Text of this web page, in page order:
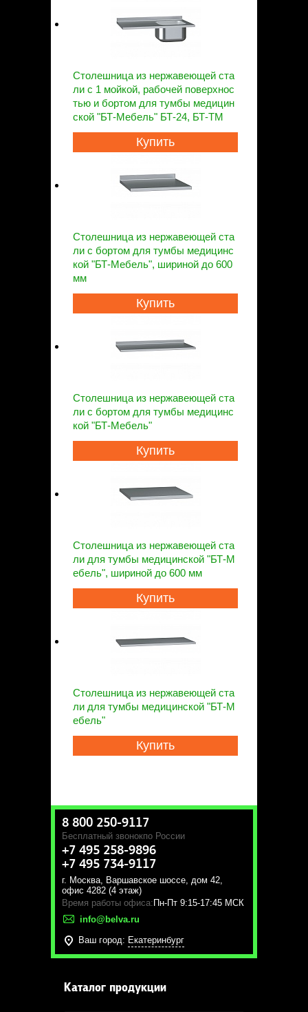
Столешница из нержавеющей ста
ли с 1 мойкой, рабочей поверхнос
тью и бортом для тумбы медицин
ской "БТ-Мебель" БТ-24, БТ-ТМ
Купить
Столешница из нержавеющей ста
ли с бортом для тумбы медицинс
кой "БТ-Мебель", шириной до 600
мм
Купить
Столешница из нержавеющей ста
ли с бортом для тумбы медицинс
кой "БТ-Мебель"
Купить
Столешница из нержавеющей ста
ли для тумбы медицинской "БТ-М
ебель", шириной до 600 мм
Купить
Столешница из нержавеющей ста
ли для тумбы медицинской "БТ-М
ебель"
Купить
8 800 250-9117
Бесплатный звонокпо России
+7 495 258-9896
+7 495 734-9117
г. Москва, Варшавское шоссе, дом 42,
офис 4282 (4 этаж)
Время работы офиса: Пн-Пт 9:15-17:45 МСК
info@belva.ru
Ваш город: Екатеринбург
Каталог продукции